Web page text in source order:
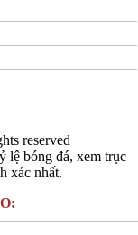
reserved
lệ bóng đá, xem trục
xác nhất.